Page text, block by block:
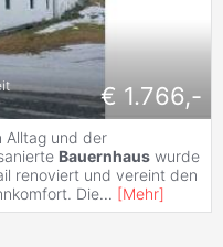
€ 1.766,-
Alltag und der
Bauernhaus wurde
renoviert und vereint den
Die... [Mehr]